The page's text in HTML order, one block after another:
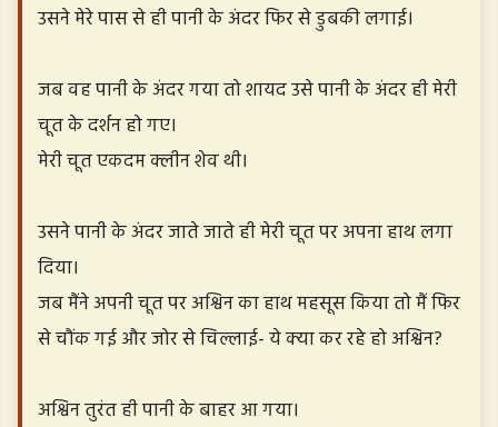
उसने मेरे पास से ही पानी के अंदर फिर से डुबकी लगाई।
जब वह पानी के अंदर गया तो शायद उसे पानी के अंदर ही मेरी
चूत के दर्शन हो गए।
मेरी चूत एकदम क्लीन शेव थी।
उसने पानी के अंदर जाते जाते ही मेरी चूत पर अपना हाथ लगा
दिया।
जब मैंने अपनी चूत पर अश्विन का हाथ महसूस किया तो मैं फिर
से चौंक गई और जोर से चिल्लाई- ये क्या कर रहे हो अश्विन?
अश्विन तुरंत ही पानी के बाहर आ गया।